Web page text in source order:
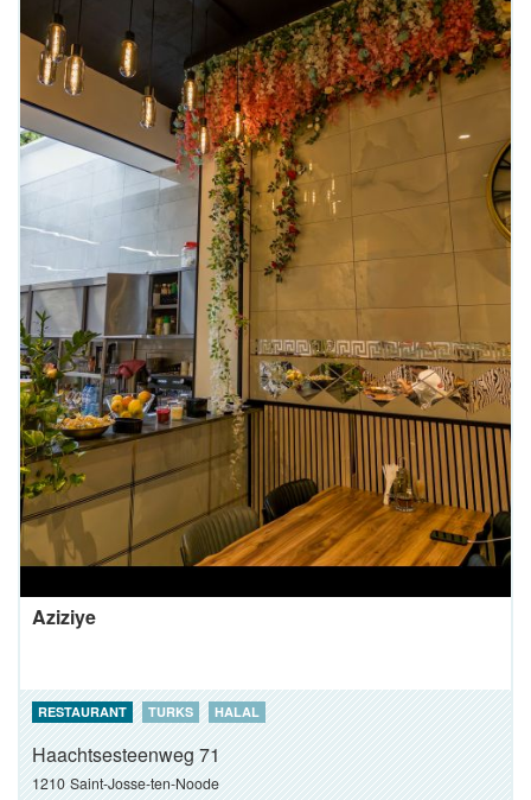
Aziziye
RESTAURANT TURKS HALAL
Haachtsesteenweg 71
1210 Saint-Josse-ten-Noode